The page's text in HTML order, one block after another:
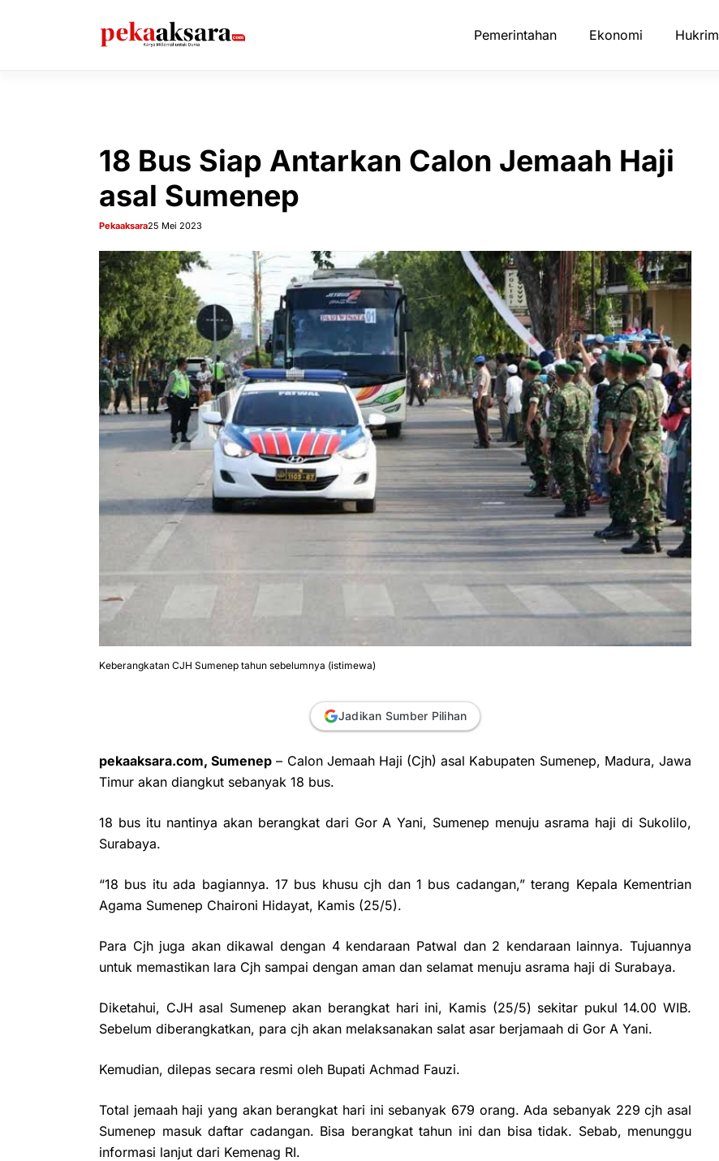
Pemerintahan Ekonomi Hukrim
18 Bus Siap Antarkan Calon Jemaah Haji
asal Sumenep
Pekaaksara25 Mei 2023
Keberangkatan CJH Sumenep tahun sebelumnya (istimewa)
Jadikan Sumber Pilihan
pekaaksara.com, Sumenep – Calon Jemaah Haji (Cjh) asal Kabupaten Sumenep, Madura, Jawa
Timur akan diangkut sebanyak 18 bus.
18 bus itu nantinya akan berangkat dari Gor A Yani, Sumenep menuju asrama haji di Sukolilo,
Surabaya.
“18 bus itu ada bagiannya. 17 bus khusu cjh dan 1 bus cadangan,” terang Kepala Kementrian
Agama Sumenep Chaironi Hidayat, Kamis (25/5).
Para Cjh juga akan dikawal dengan 4 kendaraan Patwal dan 2 kendaraan lainnya. Tujuannya
untuk memastikan lara Cjh sampai dengan aman dan selamat menuju asrama haji di Surabaya.
Diketahui, CJH asal Sumenep akan berangkat hari ini, Kamis (25/5) sekitar pukul 14.00 WIB.
Sebelum diberangkatkan, para cjh akan melaksanakan salat asar berjamaah di Gor A Yani.
Kemudian, dilepas secara resmi oleh Bupati Achmad Fauzi.
Total jemaah haji yang akan berangkat hari ini sebanyak 679 orang. Ada sebanyak 229 cjh asal
Sumenep masuk daftar cadangan. Bisa berangkat tahun ini dan bisa tidak. Sebab, menunggu
informasi lanjut dari Kemenag RI.